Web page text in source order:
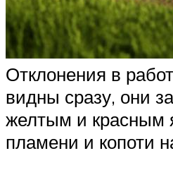
Отклонения в
видны сразу, они
желтым и красным
пламени и копоти